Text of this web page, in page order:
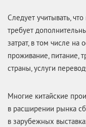
Следует учитывать,
требует
затрат, в том числе на
проживание, питание,
страны, услуги
Многие китайские
в расширении рынка
в зарубежных